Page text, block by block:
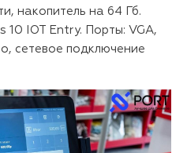
накопитель на 64 Гб.
10 IOT Entry. Порты: VGA,
сетевое подключение